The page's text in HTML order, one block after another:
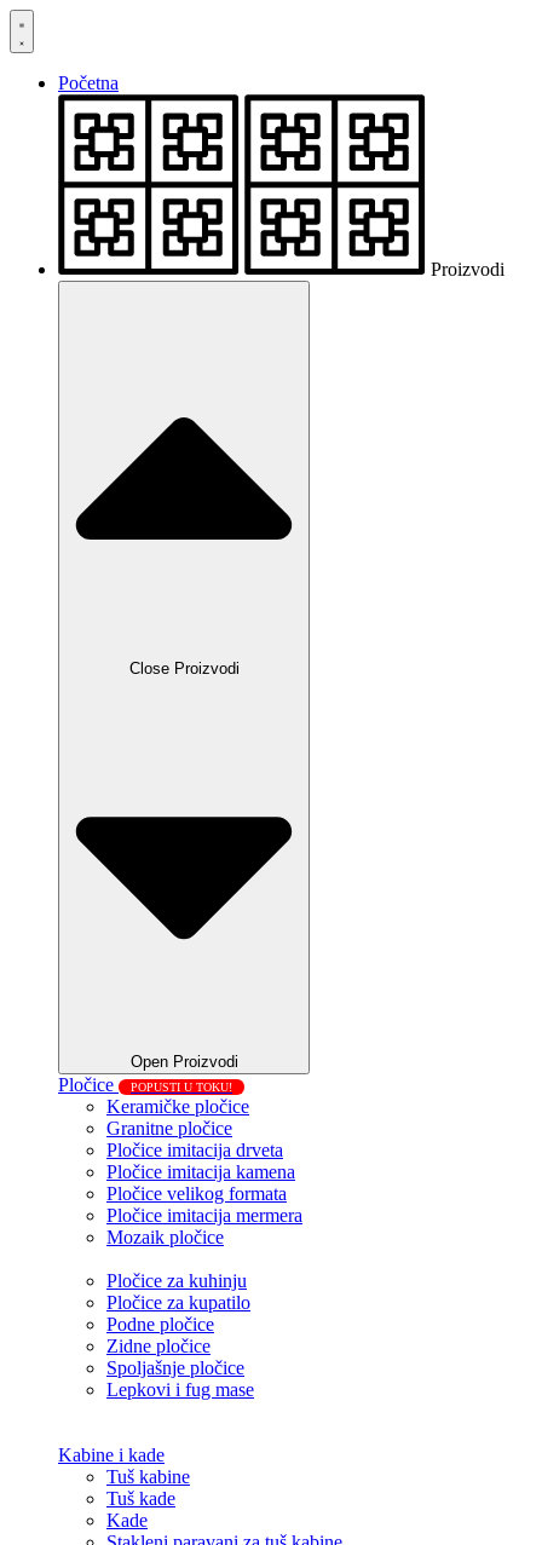
Skočite
na
Početna
Proizvodi
Close Proizvodi
Open Proizvodi
Pločice POPUSTI U TOKU!
Keramičke pločice
Granitne pločice
Pločice imitacija drveta
Pločice imitacija kamena
Pločice velikog formata
Pločice imitacija mermera
Mozaik pločice
Pločice za kuhinju
Pločice za kupatilo
Podne pločice
Zidne pločice
Spoljašnje pločice
Lepkovi i fug mase
Kabine i kade
Tuš kabine
Tuš kade
Kade